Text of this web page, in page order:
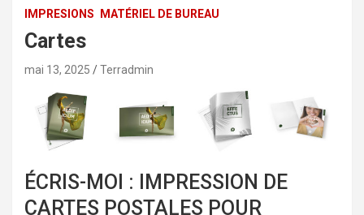
IMPRESIONS MATÉRIEL DE BUREAU
Cartes
mai 13, 2025 Terradmin
ÉCRIS-MOI : IMPRESSION DE
CARTES POSTALES POUR